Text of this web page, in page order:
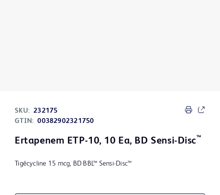
SKU: 232175
GTIN: 00382902321750
Ertapenem ETP-10, 10 Ea, BD Sensi-Disc™
Tigécycline 15 mcg, BD BBL™ Sensi-Disc™